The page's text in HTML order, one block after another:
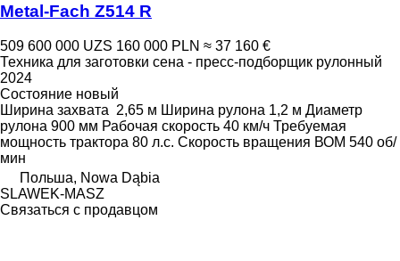
Metal-Fach Z514 R
509 600 000 UZS 160 000 PLN ≈ 37 160 €
Техника для заготовки сена - пресс-подборщик рулонный
2024
Состояние новый
Ширина захвата 2,65 м Ширина рулона 1,2 м Диаметр
рулона 900 мм Рабочая скорость 40 км/ч Требуемая
мощность трактора 80 л.с. Скорость вращения ВОМ 540 об/
мин
Польша, Nowa Dąbia
SLAWEK-MASZ
Связаться с продавцом